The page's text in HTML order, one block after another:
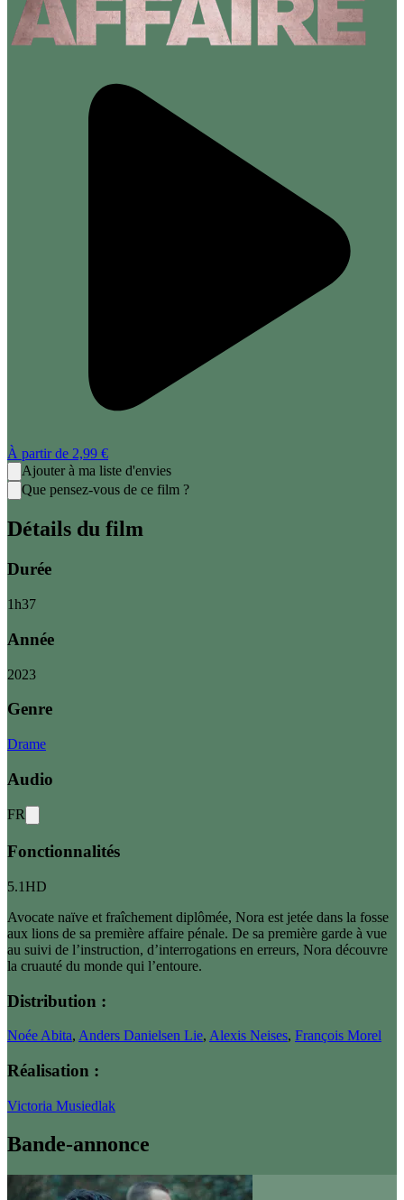
À partir de 2,99 €
Ajouter à ma liste d'envies
Que pensez-vous de ce film ?
Détails du film
Durée
1h37
Année
2023
Genre
Drame
Audio
FR
Fonctionnalités
5.1HD
Avocate naïve et fraîchement diplômée, Nora est jetée dans la fosse
aux lions de sa première affaire pénale. De sa première garde à vue
au suivi de l’instruction, d’interrogations en erreurs, Nora découvre
la cruauté du monde qui l’entoure.
Distribution :
Noée Abita, Anders Danielsen Lie, Alexis Neises, François Morel
Réalisation :
Victoria Musiedlak
Bande-annonce